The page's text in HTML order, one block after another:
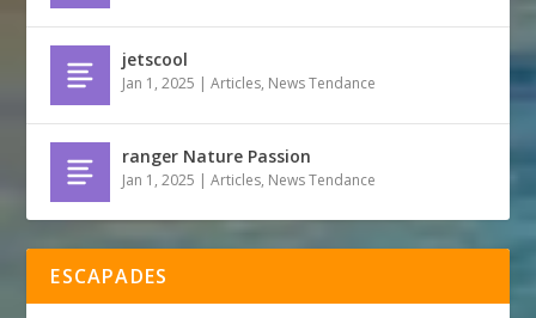
jetscool
Jan 1, 2025 |Articles, News Tendance
ranger Nature Passion
Jan 1, 2025 |Articles, News Tendance
ESCAPADES